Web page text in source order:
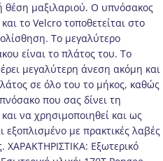
θέση μαξιλαριού. Ο υπνόσακος
το Velcro τοποθετείται στο
Το μεγαλύτερο
είναι το πλάτος του. Το
μεγαλύτερη άνεση ακόμη και
σε όλο του το μήκος, καθώς
που σας δίνει τη
να χρησιμοποιηθεί και ως
εξοπλισμένο με πρακτικές λαβές
ΧΑΡΑΚΤΗΡΙΣΤΙΚΑ: Εξωτερικό